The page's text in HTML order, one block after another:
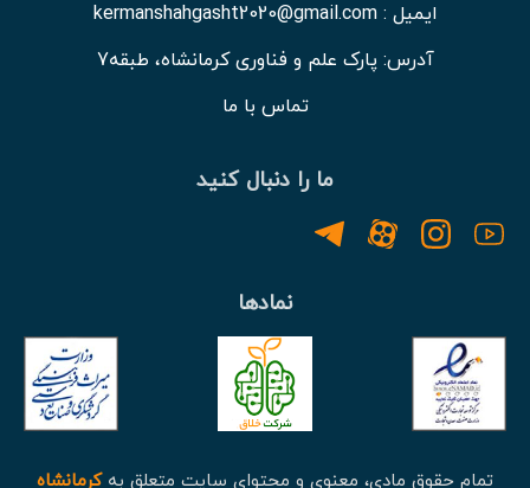
ایمیل : kermanshahgasht2020@gmail.com
آدرس: پارک علم و فناوری کرمانشاه، طبقه7
تماس با ما
ما را دنبال کنید
نمادها
تمام حقوق مادی، معنوی و محتوای سایت متعلق بهکرمانشاه